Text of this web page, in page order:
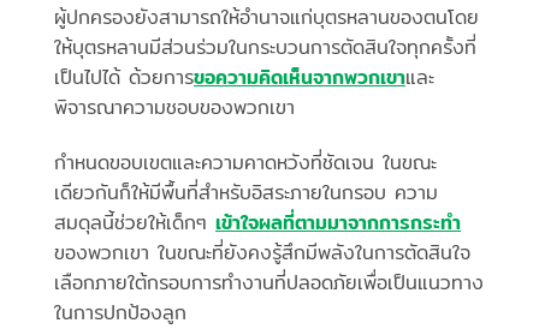
ผู้ปกครองยังสามารถให้อำนาจแก่บุตรหลานของตนโดย
ให้บุตรหลานมีส่วนร่วมในกระบวนการตัดสินใจทุกครั้งที่
เป็นไปได้ ด้วยการขอความคิดเห็นจากพวกเขาและ
พิจารณาความชอบของพวกเขา
กำหนดขอบเขตและความคาดหวังที่ชัดเจน ในขณะ
เดียวกันก็ให้มีพื้นที่สำหรับอิสระภายในกรอบ ความ
สมดุลนี้ช่วยให้เด็กๆ เข้าใจผลที่ตามมาจากการกระทำ
ของพวกเขา ในขณะที่ยังคงรู้สึกมีพลังในการตัดสินใจ
เลือกภายใต้กรอบการทำงานที่ปลอดภัยเพื่อเป็นแนวทาง
ในการปกป้องลูก